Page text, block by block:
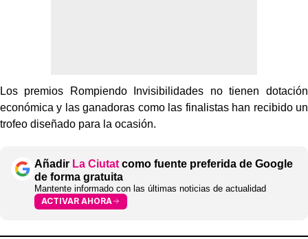
Los premios Rompiendo Invisibilidades no tienen dotación
económica y las ganadoras como las finalistas han recibido un
trofeo diseñado para la ocasión.
Añadir La Ciutat como fuente preferida de Google
de forma gratuita
Mantente informado con las últimas noticias de actualidad
ACTIVAR AHORA